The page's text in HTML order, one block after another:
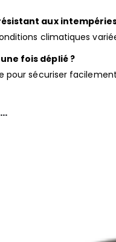
résistant aux
climatiques
fois déplié ?
sécuriser